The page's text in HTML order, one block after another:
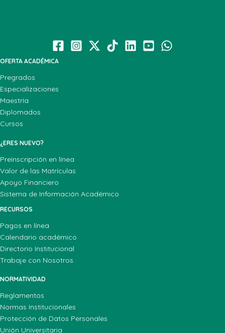
OFERTA ACADÉMICA
Pregrados
Especializaciones
Maestría
Diplomados
Cursos
¿ERES NUEVO?
Preinscripción en línea
Valor de las Matrículas
Apoyo Financiero
Sistema de Información Académico
RECURSOS
Pagos en línea
Calendario académico
Directorio Institucional
Trabaje con Nosotros
NORMATIVIDAD
Reglamentos
Normas Institucionales
Protección de Datos Personales
Unión Universitaria